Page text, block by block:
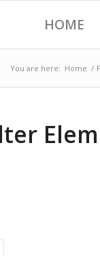
HOME
You are here: Home /